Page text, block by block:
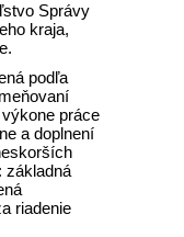
Správy
kraja,
podľa
práce
a doplnení
základná
riadenie